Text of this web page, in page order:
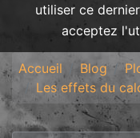
utiliser ce
acceptez
Accueil Blog
Les effets du